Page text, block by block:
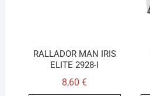
RALLADOR MAN IRIS
ELITE 2928-I
8,60€